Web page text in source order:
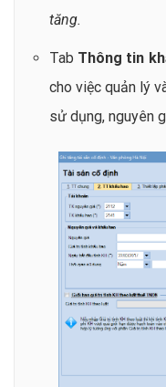
tăng.
Tab Thông tin
cho việc quản lý
sử dụng, nguyên